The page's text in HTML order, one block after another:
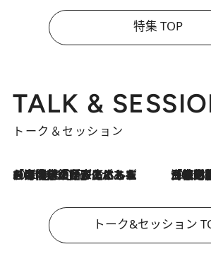
特集 TOP
TALK &
トーク＆セッション
2026.8.3
「今後値上げがあるとすれば…」「リスクがあるのは今年の冬」エネルギー専門家が語る、ホルムズ海峡封鎖が家庭にもたらす“ある心配” 「住宅建てられない…」「サーチャージ料の高値が続いている」ホルム
トーク&セッション